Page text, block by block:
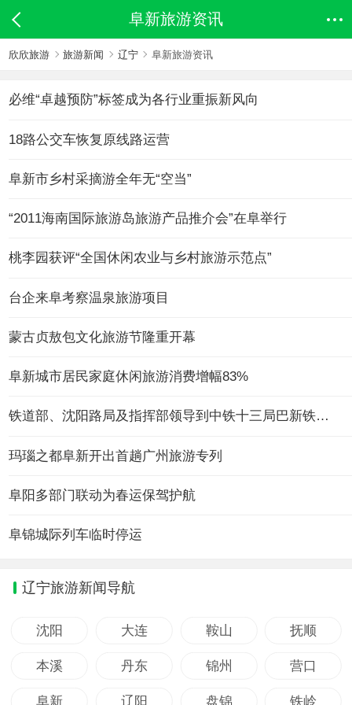
阜新旅游资讯
欣欣旅游 旅游新闻 辽宁 阜新旅游资讯
必维“卓越预防”标签成为各行业重振新风向
18路公交车恢复原线路运营
阜新市乡村采摘游全年无“空当”
“2011海南国际旅游岛旅游产品推介会”在阜举行
桃李园获评“全国休闲农业与乡村旅游示范点”
台企来阜考察温泉旅游项目
蒙古贞敖包文化旅游节隆重开幕
阜新城市居民家庭休闲旅游消费增幅83%
铁道部、沈阳路局及指挥部领导到中铁十三局巴新铁路ZH-07标指导工作
玛瑙之都阜新开出首趟广州旅游专列
阜阳多部门联动为春运保驾护航
阜锦城际列车临时停运
辽宁旅游新闻导航
沈阳 大连 鞍山 抚顺
本溪 丹东 锦州 营口
阜新 辽阳 盘锦 铁岭